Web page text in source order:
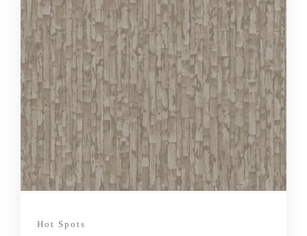
Hot Spots